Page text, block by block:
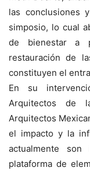
las conclusiones
simposio, lo cual
de bienestar a
restauración de
constituyen el
En su
Arquitectos de
Arquitectos
el impacto y la
actualmente
plataforma de